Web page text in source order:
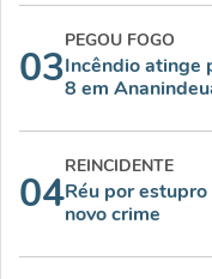
03
PEGOU FOGO
Incêndio atinge
8 em
04
REINCIDENTE
Réu por
novo crime